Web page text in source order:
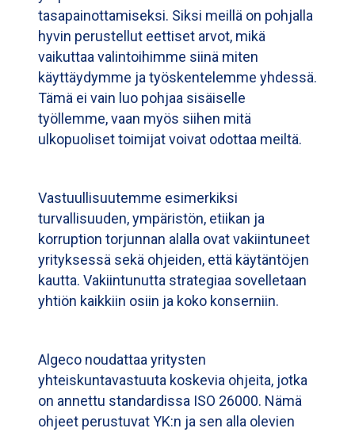
tasapainottamiseksi. Siksi meillä on pohjalla
hyvin perustellut eettiset arvot, mikä
vaikuttaa valintoihimme siinä miten
käyttäydymme ja työskentelemme yhdessä.
Tämä ei vain luo pohjaa sisäiselle
työllemme, vaan myös siihen mitä
ulkopuoliset toimijat voivat odottaa meiltä.
Vastuullisuutemme esimerkiksi
turvallisuuden, ympäristön, etiikan ja
korruption torjunnan alalla ovat vakiintuneet
yrityksessä sekä ohjeiden, että käytäntöjen
kautta. Vakiintunutta strategiaa sovelletaan
yhtiön kaikkiin osiin ja koko konserniin.
Algeco noudattaa yritysten
yhteiskuntavastuuta koskevia ohjeita, jotka
on annettu standardissa ISO 26000. Nämä
ohjeet perustuvat YK:n ja sen alla olevien